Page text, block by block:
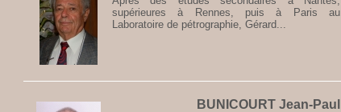
supérieures à Rennes, puis à Paris au
Laboratoire de pétrographie, Gérard...
BUNICOURT Jean-Paul